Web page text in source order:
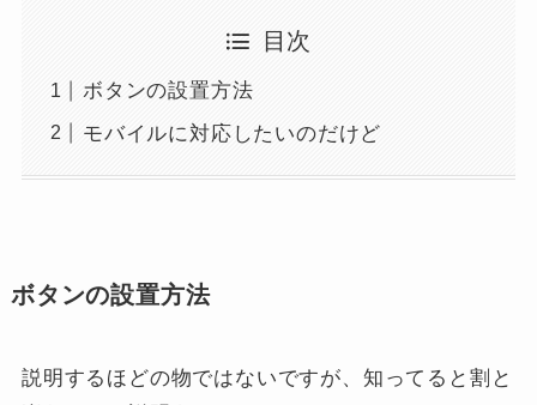
目次
ボタンの設置方法
モバイルに対応したいのだけど
ボタンの設置方法
説明するほどの物ではないですが、知ってると割と